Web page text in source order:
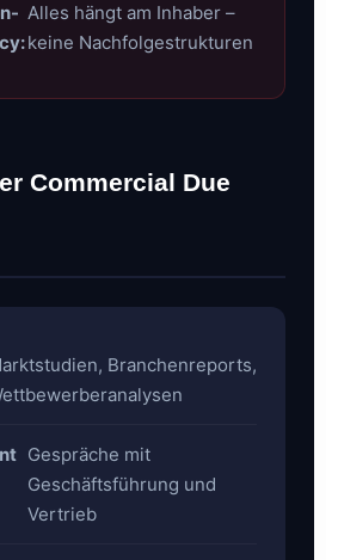
Alles hängt am Inhaber –
keine Nachfolgestrukturen
Commercial Due
Branchenreports,
Gespräche mit
Geschäftsführung und
Vertrieb